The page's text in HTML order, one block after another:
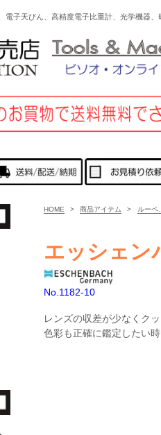
電子天びん、高精度電子比重計、光学機
HOME > 商品アイテム > ルーペ
エッシェン
No.1182-10
レンズの収差が少なくク
色彩も正確に鑑定したい